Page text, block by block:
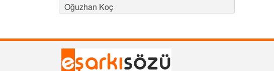
Oğuzhan Koç